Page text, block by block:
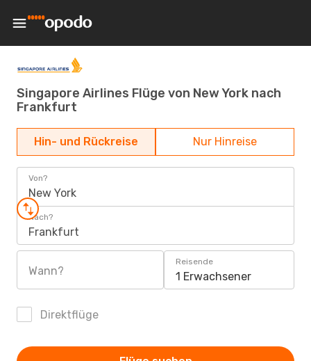
Singapore Airlines Flüge von New York nach
Frankfurt
Hin- und Rückreise Nur Hinreise
Von?
New York
Nach?
Frankfurt
Wann?
Reisende
1 Erwachsener
Direktflüge